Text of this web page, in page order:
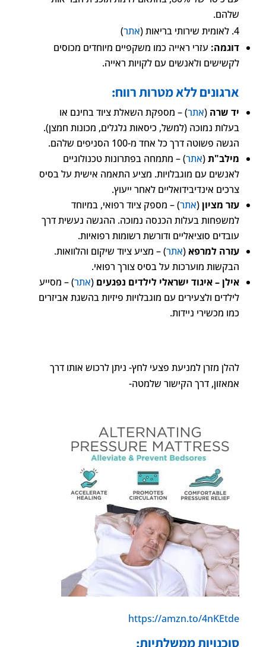
שלהם.
לאומית שירותי בריאות (אתר)
דוגמה: עזרי ראייה כמו משקפיים מיוחדים מכוסים
לקשישים ולאנשים עם לקויות ראייה.
ארגונים ללא מטרות רווח:
יד שרה (אתר) – מספקת השאלת ציוד בחינם או
בעלות נמוכה (למשל, כיסאות גלגלים, מכונות חמצן).
הגשה פשוטה דרך כל אחד מ-100 הסניפים שלהם.
מילב"ת(אתר) – מתמחה בפתרונות טכנולוגיים
לאנשים עם מוגבלויות. מציע התאמה אישית על בסיס
צרכים אינדיבידואליים לאחר ייעוץ.
עזר מציון(אתר) – מספק ציוד רפואי, במיוחד
למשפחות בעלות הכנסה נמוכה. ההגשה נעשית דרך
עובדים סוציאליים ודורשת רשומות רפואיות.
עזרה למרפא(אתר) – מציע ציוד שיקום והלוואות.
הבקשות מוערכות על בסיס צורך רפואי.
אילן – איגוד ישראלי לילדים נפגעים (אתר) – מסייע
לילדים ולצעירים עם מוגבלויות פיזיות בהשגת אביזרים
כמו מכשירי ניידות.
להלן מזרן למניעת פצעי לחץ- ניתן לרכוש אותו דרך
אמאזון, דרך הקישור שלמטה-
https://amzn.to/4nKEtde
סוכנויות ממשלתיות: